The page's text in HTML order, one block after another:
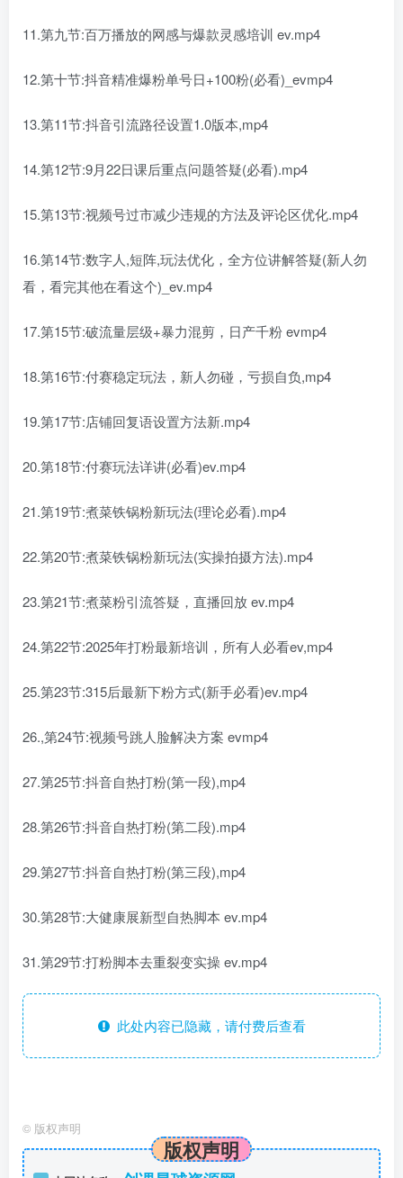
11.第九节:百万播放的网感与爆款灵感培训 ev.mp4
12.第十节:抖音精准爆粉单号日+100粉(必看)_evmp4
13.第11节:抖音引流路径设置1.0版本,mp4
14.第12节:9月22日课后重点问题答疑(必看).mp4
15.第13节:视频号过市减少违规的方法及评论区优化.mp4
16.第14节:数字人,短阵,玩法优化，全方位讲解答疑(新人勿
看，看完其他在看这个)_ev.mp4
17.第15节:破流量层级+暴力混剪，日产千粉 evmp4
18.第16节:付赛稳定玩法，新人勿碰，亏损自负,mp4
19.第17节:店铺回复语设置方法新.mp4
20.第18节:付赛玩法详讲(必看)ev.mp4
21.第19节:煮菜铁锅粉新玩法(理论必看).mp4
22.第20节:煮菜铁锅粉新玩法(实操拍摄方法).mp4
23.第21节:煮菜粉引流答疑，直播回放 ev.mp4
24.第22节:2025年打粉最新培训，所有人必看ev,mp4
25.第23节:315后最新下粉方式(新手必看)ev.mp4
26.,第24节:视频号跳人脸解决方案 evmp4
27.第25节:抖音自热打粉(第一段),mp4
28.第26节:抖音自热打粉(第二段).mp4
29.第27节:抖音自热打粉(第三段),mp4
30.第28节:大健康展新型自热脚本 ev.mp4
31.第29节:打粉脚本去重裂变实操 ev.mp4
此处内容已隐藏，请付费后查看
© 版权声明
版权声明